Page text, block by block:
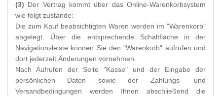
(3) Der Vertrag kommt über das Online-Warenkorbsystem
wie folgt zustande:
Die zum Kauf beabsichtigten Waren werden im "Warenkorb"
abgelegt. Über die entsprechende Schaltfläche in der
Navigationsleiste können Sie den "Warenkorb" aufrufen und
dort jederzeit Änderungen vornehmen.
Nach Aufrufen der Seite "Kasse" und der Eingabe der
persönlichen Daten sowie der Zahlungs- und
Versandbedingungen werden Ihnen abschließend die